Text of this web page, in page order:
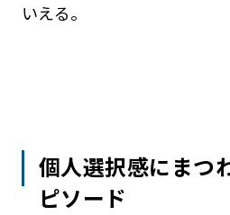
いえる。
個人選択感にまつ
ピソード